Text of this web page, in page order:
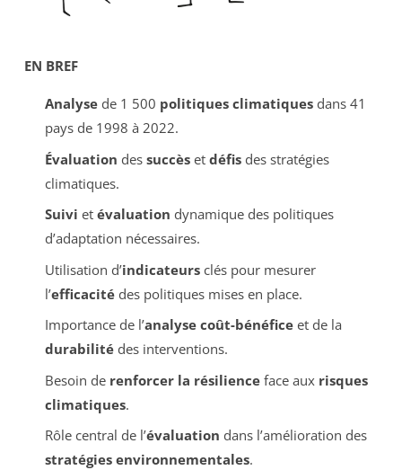
EN BREF
Analysede 1 500 politiques climatiquesdans 41
pays de 1998 à 2022.
Évaluation des succèset défisdes stratégies
climatiques.
Suivi et évaluation dynamique des politiques
d’adaptation nécessaires.
Utilisation d’indicateursclés pour mesurer
l’efficacitédes politiques mises en place.
Importance de l’analyse coût-bénéficeet de la
durabilitédes interventions.
Besoin de renforcer la résilienceface aux risques
climatiques.
Rôle central de l’évaluation dans l’amélioration des
stratégies environnementales.